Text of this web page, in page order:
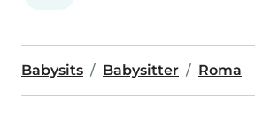
Babysits Babysitter Roma